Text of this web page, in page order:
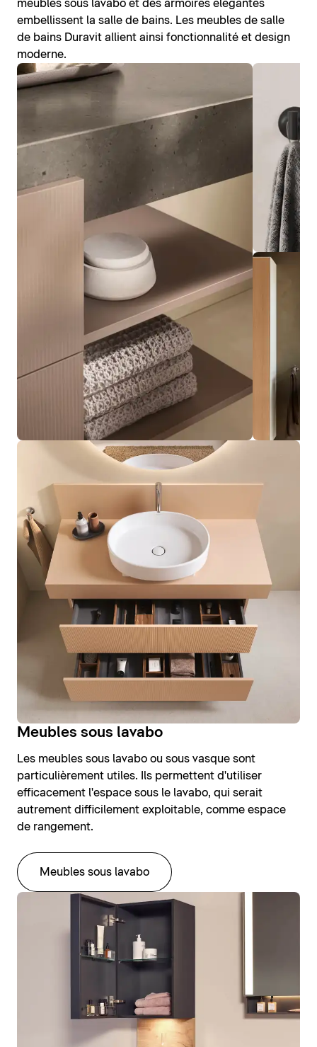
meubles sous lavabo et des armoires élégantes
embellissent la salle de bains. Les meubles de salle
de bains Duravit allient ainsi fonctionnalité et design
moderne.
Meubles sous lavabo
Les meubles sous lavabo ou sous vasque sont
particulièrement utiles. Ils permettent d'utiliser
efficacement l'espace sous le lavabo, qui serait
autrement difficilement exploitable, comme espace
de rangement.
Meubles sous lavabo